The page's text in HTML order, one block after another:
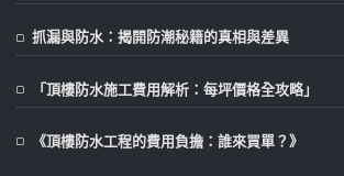
抓漏與防水：揭開防潮秘籍的真相與差異
「頂樓防水施工費用解析：每坪價格全攻略」
《頂樓防水工程的費用負擔：誰來買單？》